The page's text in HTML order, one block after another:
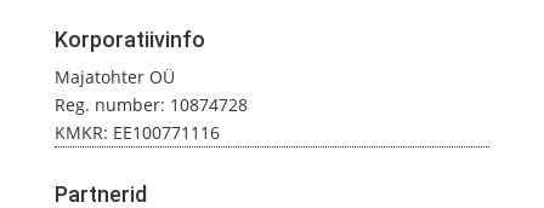
Korporatiivinfo
Majatohter OÜ
Reg. number: 10874728
KMKR: EE100771116
Partnerid